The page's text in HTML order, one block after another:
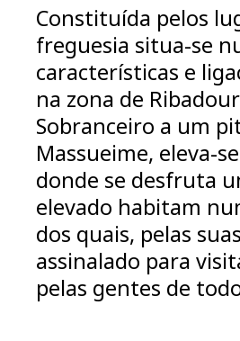
Constituída pelos
freguesia situa-se
características e
na zona de
Sobranceiro a um
Massueime, eleva-
donde se desfruta
elevado habitam
dos quais, pelas
assinalado para
pelas gentes de